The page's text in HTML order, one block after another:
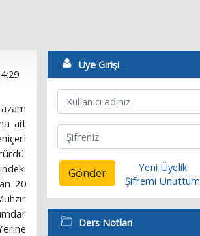
ait
20
Üye Girişi
Gönder
Yeni Üyelik
Şifremi Unuttum
Ders Notları